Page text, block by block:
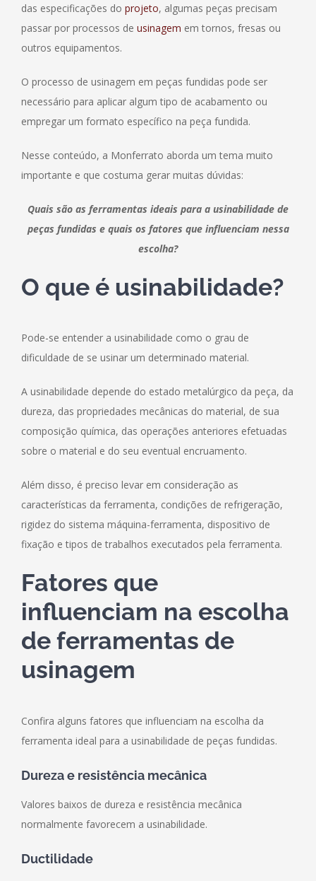
das especificações do projeto, algumas peças precisam
passar por processos de usinagem em tornos, fresas ou
outros equipamentos.
O processo de usinagem em peças fundidas pode ser
necessário para aplicar algum tipo de acabamento ou
empregar um formato específico na peça fundida.
Nesse conteúdo, a Monferrato aborda um tema muito
importante e que costuma gerar muitas dúvidas:
Quais são as ferramentas ideais para a usinabilidade de
peças fundidas e quais os fatores que influenciam nessa
escolha?
O que é usinabilidade?
Pode-se entender a usinabilidade como o grau de
dificuldade de se usinar um determinado material.
A usinabilidade depende do estado metalúrgico da peça, da
dureza, das propriedades mecânicas do material, de sua
composição química, das operações anteriores efetuadas
sobre o material e do seu eventual encruamento.
Além disso, é preciso levar em consideração as
características da ferramenta, condições de refrigeração,
rigidez do sistema máquina-ferramenta, dispositivo de
fixação e tipos de trabalhos executados pela ferramenta.
Fatores que
influenciam na escolha
de ferramentas de
usinagem
Confira alguns fatores que influenciam na escolha da
ferramenta ideal para a usinabilidade de peças fundidas.
Dureza e resistência mecânica
Valores baixos de dureza e resistência mecânica
normalmente favorecem a usinabilidade.
Ductilidade